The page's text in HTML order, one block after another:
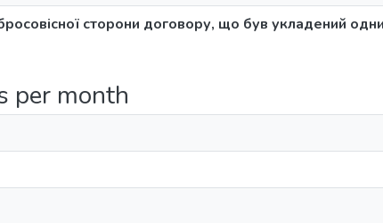
сторони договору, що був укладений
per month